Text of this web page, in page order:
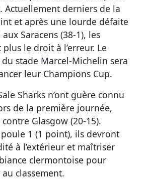
Actuellement derniers de la
et après une lourde défaite
Saracens (38-1), les
le droit à l’erreur. Le
stade Marcel-Michelin sera
leur Champions Cup.
Sharks n’ont guère connu
de la première journée,
Glasgow (20-15).
1 (1 point), ils devront
à l’extérieur et maîtriser
clermontoise pour
classement.